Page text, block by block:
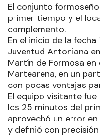
El conjunto
primer tiempo y el
complemento.
En el inicio de la fecha
Juventud Antoniana
Martín de Formosa
Martearena, en un
con pocas ventajas
El equipo visitante
los 25 minutos del
aprovechó un error
y definió con